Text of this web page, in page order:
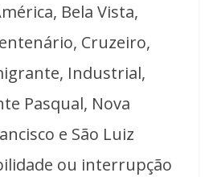
Bela Vista,
Cruzeiro,
Industrial,
Pasqual, Nova
e São Luiz
ou interrupção